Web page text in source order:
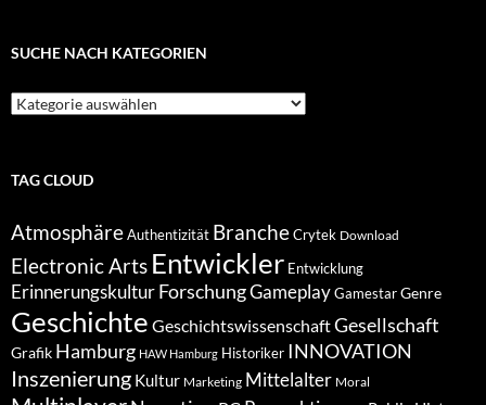
SUCHE NACH KATEGORIEN
Suche
nach
TAG CLOUD
Atmosphäre Authentizität Branche Crytek Download
Electronic Arts Entwickler Entwicklung
Erinnerungskultur ForschungGameplay Gamestar Genre
Geschichte GeschichtswissenschaftGesellschaft
Grafik Hamburg HAW Hamburg Historiker INNOVATION
Inszenierung Kultur Marketing Mittelalter Moral